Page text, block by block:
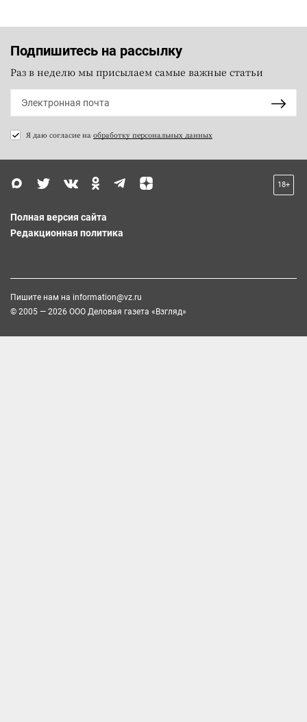
Подпишитесь на рассылку
Раз в неделю мы присылаем самые важные статьи
Я даю согласие на обработку персональных данных
18+
Полная версия сайта
Редакционная политика
Пишите нам на information@vz.ru
© 2005 — 2026 ООО Деловая газета «Взгляд»